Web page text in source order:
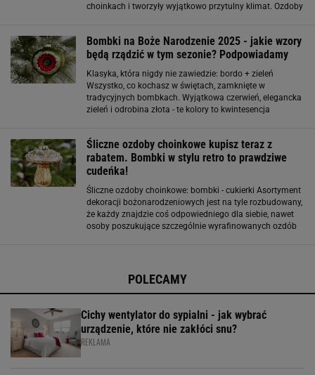
choinkach i tworzyły wyjątkowo przytulny klimat. Ozdoby
Bombki na Boże Narodzenie 2025 - jakie wzory
będą rządzić w tym sezonie? Podpowiadamy
Klasyka, która nigdy nie zawiedzie: bordo + zieleń
Wszystko, co kochasz w świętach, zamknięte w
tradycyjnych bombkach. Wyjątkowa czerwień, elegancka
zieleń i odrobina złota - te kolory to kwintesencja
Śliczne ozdoby choinkowe kupisz teraz z
rabatem. Bombki w stylu retro to prawdziwe
cudeńka!
Śliczne ozdoby choinkowe: bombki - cukierki Asortyment
dekoracji bożonarodzeniowych jest na tyle rozbudowany,
że każdy znajdzie coś odpowiedniego dla siebie, nawet
osoby poszukujące szczególnie wyrafinowanych ozdób
POLECAMY
Cichy wentylator do sypialni - jak wybrać
urządzenie, które nie zakłóci snu?
REKLAMA